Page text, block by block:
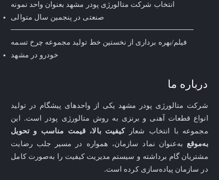
انتخاب شرکت متالورژی پودر مشهد بعنوان واحد نمونه
صنعتی در پنجمین سال متوالی
فیلم/بهره برداری از نخستین خط تولید مجموعه چرخ تسمه
خودرو در مشهد
درباره ما
شرکت متالورژی پودر مشهد یکی از واحدهای پیشگام در تولید
انواع قطعات آهنی و برنزی به روش متالورژی پودر است. این
مجموعه با انتخاب شعار
به‌موقع
به‌عنوان نماد سازمان، همواره در مسیر جلب رضایت
مشتریان گام برداشته و سیستم مدیریت کیفیت را به‌صورت کامل
در سازمان پیاده‌سازی کرده است.